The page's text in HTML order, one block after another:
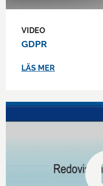
VIDEO
GDPR
LÄS MER